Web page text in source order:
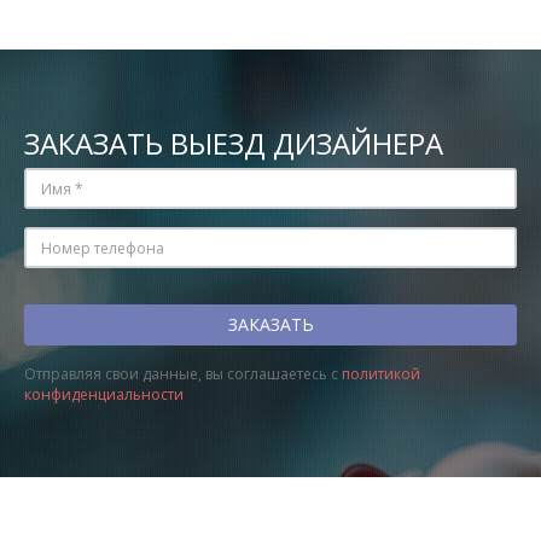
ЗАКАЗАТЬ ВЫЕЗД ДИЗАЙНЕРА
Отправляя свои данные, вы соглашаетесь с политикой
конфиденциальности